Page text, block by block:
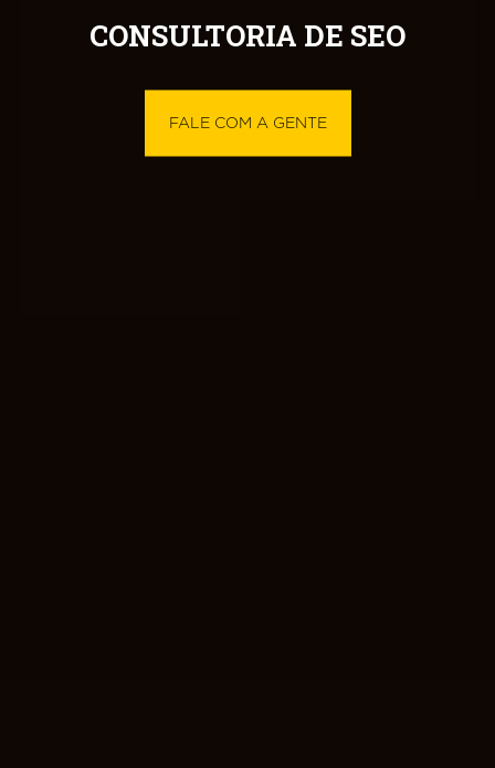
CONSULTORIA DE SEO
FALE COM A GENTE